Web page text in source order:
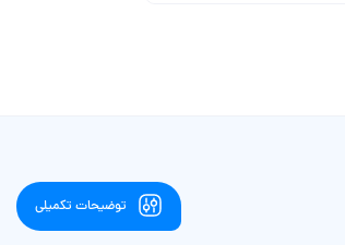
توضیحات تکمیلی